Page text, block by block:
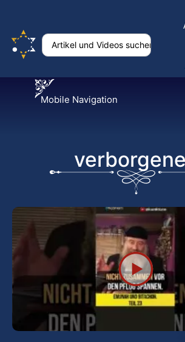
Mobile Navigation